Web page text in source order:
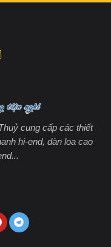
cung cấp các thiết
hi-end, dàn loa cao